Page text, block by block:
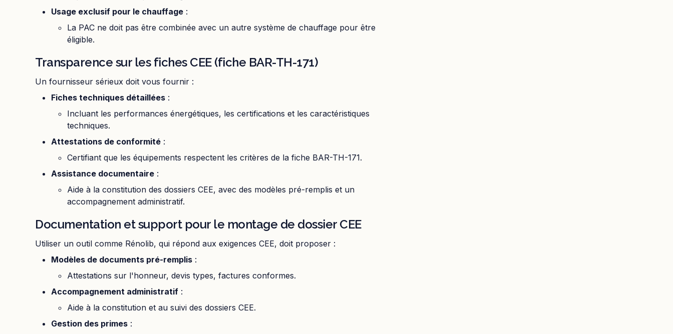
Usage exclusif pour le chauffage :
La PAC ne doit pas être combinée avec un autre système de chauffage pour être
éligible.
Transparence sur les fiches CEE (fiche BAR-TH-171)
Un fournisseur sérieux doit vous fournir :
Fiches techniques détaillées :
Incluant les performances énergétiques, les certifications et les caractéristiques
techniques.
Attestations de conformité :
Certifiant que les équipements respectent les critères de la fiche BAR-TH-171.
Assistance documentaire :
Aide à la constitution des dossiers CEE, avec des modèles pré-remplis et un
accompagnement administratif.
Documentation et support pour le montage de dossier CEE
Utiliser un outil comme Rénolib, qui répond aux exigences CEE, doit proposer :
Modèles de documents pré-remplis :
Attestations sur l'honneur, devis types, factures conformes.
Accompagnement administratif :
Aide à la constitution et au suivi des dossiers CEE.
Gestion des primes :